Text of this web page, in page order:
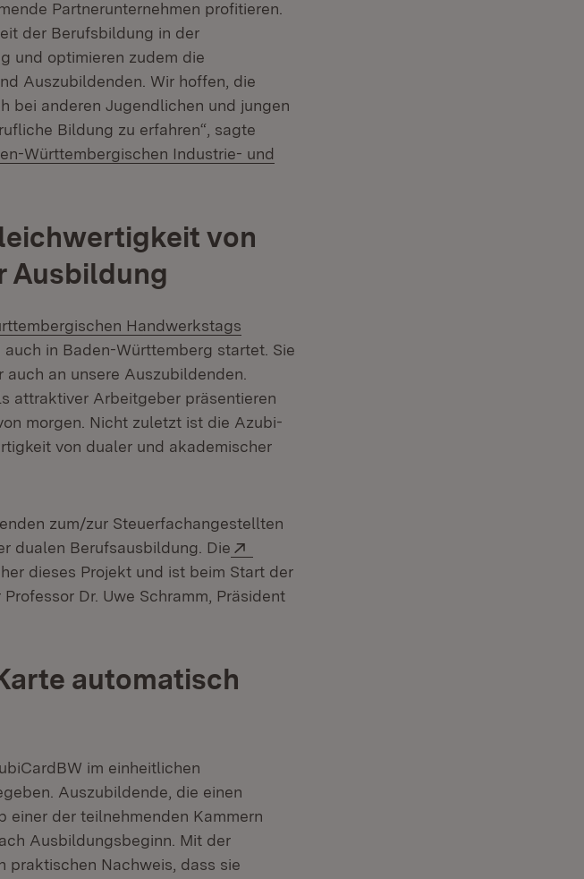
Partnerunternehmen profitieren.
der Berufsbildung in der
und optimieren zudem die
Auszubildenden. Wir hoffen, die
bei anderen Jugendlichen und jungen
Bildung zu erfahren“, sagte
Württembergischen Industrie- und
von
Ausbildung
Handwerkstags
in Baden-Württemberg startet. Sie
an unsere Auszubildenden.
attraktiver Arbeitgeber präsentieren
morgen. Nicht zuletzt ist die Azubi-
von dualer und akademischer
zum/zur Steuerfachangestellten
dualen Berufsausbildung. Die
Fenster)
dieses Projekt und ist beim Start der
Dr. Uwe Schramm, Präsident
automatisch
im einheitlichen
Auszubildende, die einen
der teilnehmenden Kammern
Ausbildungsbeginn. Mit der
praktischen Nachweis, dass sie